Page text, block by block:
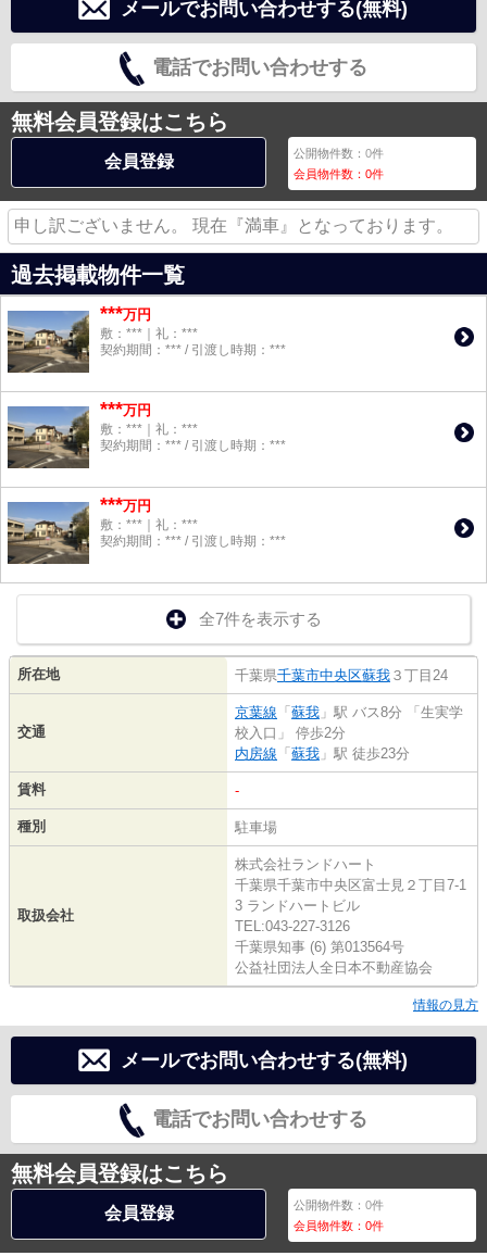
メールでお問い合わせする(無料)
電話でお問い合わせする
無料会員登録はこちら
会員登録 公開物件数：0件
会員物件数：0件
申し訳ございません。 現在『満車』となっております。
過去掲載物件一覧
***万円
敷：***｜礼：***
契約期間：*** / 引渡し時期：***
***万円
敷：***｜礼：***
契約期間：*** / 引渡し時期：***
***万円
敷：***｜礼：***
契約期間：*** / 引渡し時期：***
全7件を表示する
所在地 千葉県千葉市中央区蘇我 ３丁目24
交通
京葉線 「 蘇我 」駅 バス8分 「生実学
校入口」 停歩2分
内房線 「 蘇我 」駅 徒歩23分
賃料 -
種別 駐車場
取扱会社
株式会社ランドハート
千葉県千葉市中央区富士見２丁目7-1
3 ランドハートビル
TEL:043-227-3126
千葉県知事 (6) 第013564号
公益社団法人全日本不動産協会
情報の見方
メールでお問い合わせする(無料)
電話でお問い合わせする
無料会員登録はこちら
会員登録 公開物件数：0件
会員物件数：0件